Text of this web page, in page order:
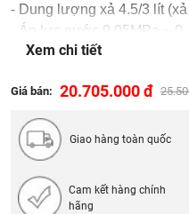
- Dung lượng xả 4.5/3 lít
- Áp lực nước 0.05MPa ~ 0.
- Màu sắc: Trắng
Xem chi tiết
Giá bán: 20.705.000 đ
Giao hàng toàn quốc
Cam kết hàng chính
hãng